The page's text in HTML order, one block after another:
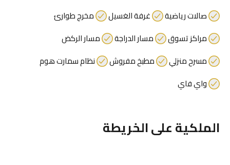
صالات رياضية
غرفة الغسيل
مخرج طوارئ
مراكز تسوق
مسار الدراجة
مسار الركض
مسرح منزلي
مطبخ مفروش
نظام سمارت هوم
واي فاي
الملكية على الخريطة